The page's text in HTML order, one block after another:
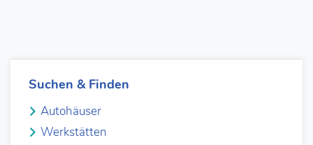
Suchen & Finden
Autohäuser
Werkstätten